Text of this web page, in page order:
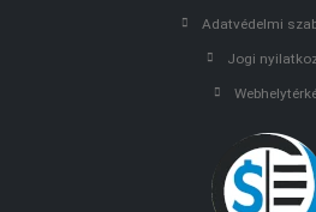
Adatvédelmi
Jogi